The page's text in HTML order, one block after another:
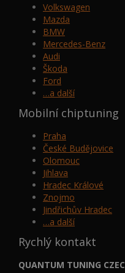
Volkswagen
Mazda
BMW
Mercedes-Benz
Audi
Škoda
Ford
…a další
Mobilní chiptuning
Praha
České Budějovice
Olomouc
Jihlava
Hradec Králové
Znojmo
Jindřichův Hradec
…a další
Rychlý kontakt
QUANTUM TUNING